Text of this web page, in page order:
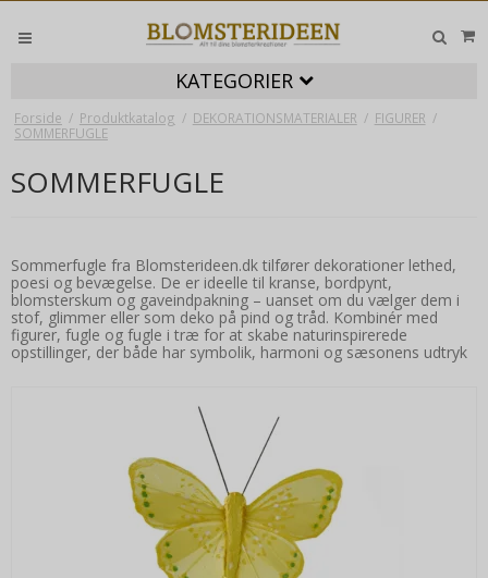
KATEGORIER
Forside / Produktkatalog / DEKORATIONSMATERIALER / FIGURER /
SOMMERFUGLE
SOMMERFUGLE
Sommerfugle fra Blomsterideen.dk tilfører dekorationer lethed,
poesi og bevægelse. De er ideelle til kranse, bordpynt,
blomsterskum og gaveindpakning – uanset om du vælger dem i
stof, glimmer eller som deko på pind og tråd. Kombinér med
figurer, fugle og fugle i træ for at skabe naturinspirerede
opstillinger, der både har symbolik, harmoni og sæsonens udtryk